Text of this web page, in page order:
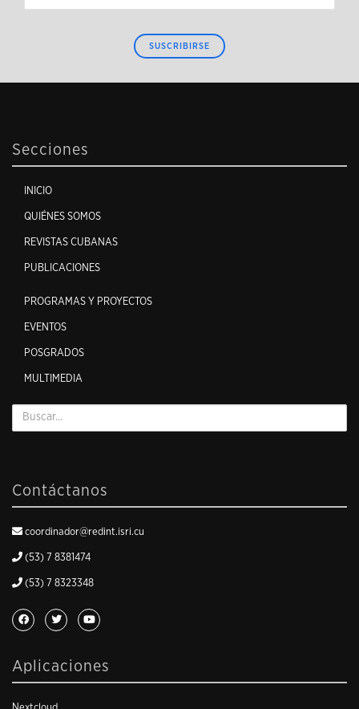
SUSCRIBIRSE
Secciones
INICIO
QUIÉNES SOMOS
REVISTAS CUBANAS
PUBLICACIONES
PROGRAMAS Y PROYECTOS
EVENTOS
POSGRADOS
MULTIMEDIA
Contáctanos
coordinador@redint.isri.cu
(53) 7 8381474
(53) 7 8323348
Aplicaciones